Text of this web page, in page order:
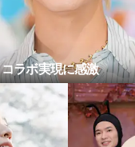
ラボ実現に感激